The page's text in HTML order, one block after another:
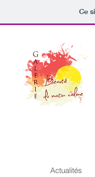
Ce
Actualités